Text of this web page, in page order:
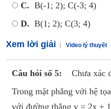
C. B(-1; 2); C(-3; 4)
D. B(1; 2); C(3; 4)
Xem lời giải Video lý thuyết
Câu hỏi số 5:
Chưa xác
Trong mặt phẳng với hệ
với đường thẳng y = 2x +